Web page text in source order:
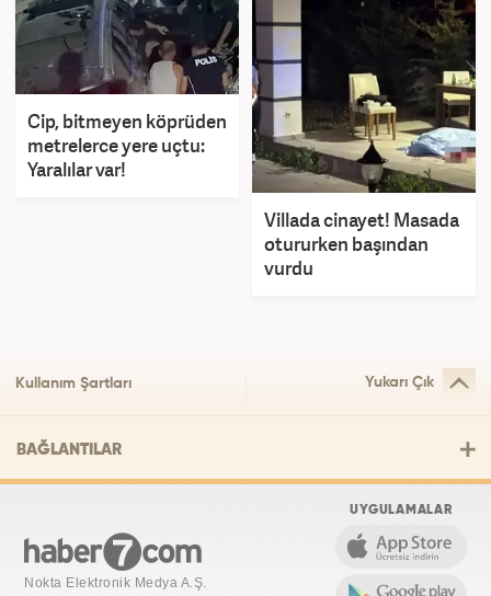
Cip, bitmeyen köprüden
metrelerce yere uçtu:
Yaralılar var!
Villada cinayet! Masada
otururken başından
vurdu
Kullanım Şartları Yukarı Çık
BAĞLANTILAR
Nokta Elektronik Medya A.Ş.
UYGULAMALAR